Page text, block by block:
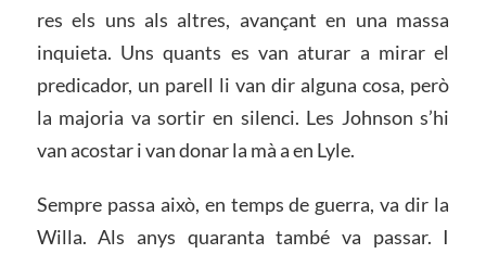
res els uns als altres, avançant en una massa
inquieta. Uns quants es van aturar a mirar el
predicador, un parell li van dir alguna cosa, però
la majoria va sortir en silenci. Les Johnson s’hi
van acostar i van donar la mà a en Lyle.
Sempre passa això, en temps de guerra, va dir la
Willa. Als anys quaranta també va passar. I